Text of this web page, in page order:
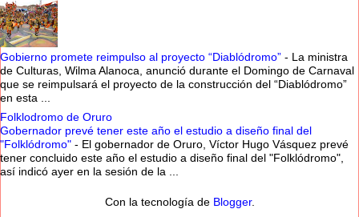
Gobierno promete reimpulso al proyecto “Diablódromo” - La ministra
de Culturas, Wilma Alanoca, anunció durante el Domingo de Carnaval
que se reimpulsará el proyecto de la construcción del “Diablódromo”
en esta ...
Folklodromo de Oruro
Gobernador prevé tener este año el estudio a diseño final del
"Folklódromo" - El gobernador de Oruro, Víctor Hugo Vásquez prevé
tener concluido este año el estudio a diseño final del "Folklódromo",
así indicó ayer en la sesión de la ...
Con la tecnología de Blogger.